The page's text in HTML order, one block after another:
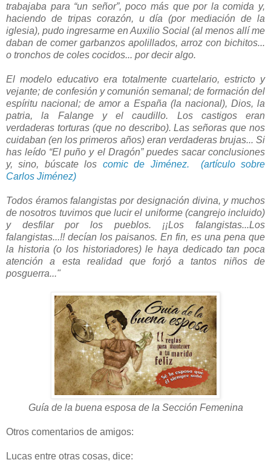
trabajaba para “un señor”, poco más que por la comida y,
haciendo de tripas corazón, u día (por mediación de la
iglesia), pudo ingresarme en Auxilio Social (al menos allí me
daban de comer garbanzos apolillados, arroz con bichitos...
o tronchos de coles cocidos... por decir algo.
El modelo educativo era totalmente cuartelario, estricto y
vejante; de confesión y comunión semanal; de formación del
espíritu nacional; de amor a España (la nacional), Dios, la
patria, la Falange y el caudillo. Los castigos eran
verdaderas torturas (que no describo). Las señoras que nos
cuidaban (en los primeros años) eran verdaderas brujas... Si
has leído “El puño y el Dragón” puedes sacar conclusiones
y, sino, búscate los comic de Jiménez.
(artículo sobre
Carlos Jiménez)
Todos éramos falangistas por designación divina, y muchos
de nosotros tuvimos que lucir el uniforme (cangrejo incluido)
y desfilar por los pueblos. ¡¡Los falangistas...Los
falangistas...!! decían los paisanos. En fin, es una pena que
la historia (o los historiadores) le haya dedicado tan poca
atención a esta realidad que forjó a tantos niños de
posguerra..."
Guía de la buena esposa de la Sección Femenina
Otros comentarios de amigos:
Lucas entre otras cosas, dice: